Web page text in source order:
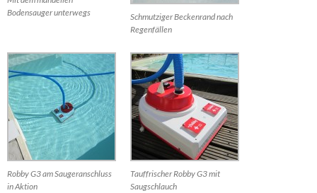
Bodensauger unterwegs
Schmutziger Beckenrand nach
Regenfällen
Robby G3 am Saugeranschluss
in Aktion
Tauffrischer Robby G3 mit
Saugschlauch